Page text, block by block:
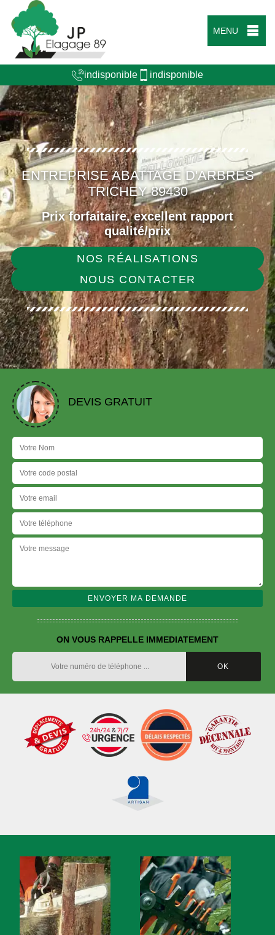
MENU
indisponible indisponible
ENTREPRISE ABATTAGE D'ARBRES
TRICHEY 89430
Prix forfaitaire, excellent rapport
qualité/prix
NOS RÉALISATIONS
NOUS CONTACTER
DEVIS GRATUIT
ON VOUS RAPPELLE IMMEDIATEMENT